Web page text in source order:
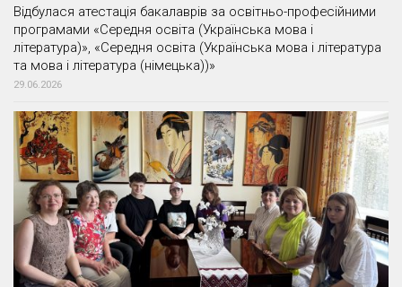
Відбулася атестація бакалаврів за освітньо-професійними
програмами «Середня освіта (Українська мова і
література)», «Середня освіта (Українська мова і література
та мова і література (німецька))»
29.06.2026